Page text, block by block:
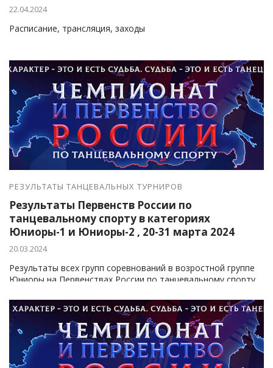
22.04.2024
Расписание, трансляция, заходы
РЕЗУЛЬТАТЫ ТАНЦЕВАЛЬНЫХ ТУРНИРОВ
Результаты Первенств России по
танцевальному спорту в категориях
Юниоры-1 и Юниоры-2 , 20-31 марта 2024
20.03.2024
Результаты всех групп соревнований в возростной группе
Юниоры на Первенствах России по танцевальному спорту,